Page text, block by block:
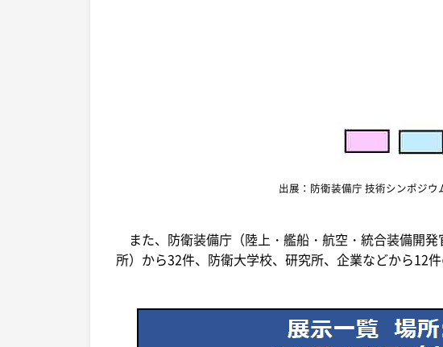
出展：防衛装備庁 技術シンポジウ
また、防衛装備庁（陸上・艦船・航空・統合装備開
所）から32件、防衛大学校、研究所、企業などから12件